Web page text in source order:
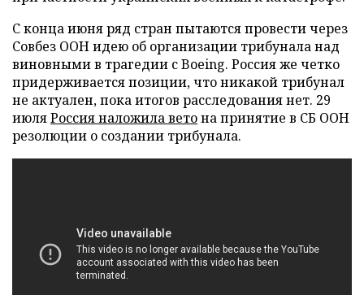
С конца июня ряд стран пытаются провести через
Совбез ООН идею об организации трибунала над
виновными в трагедии с Boeing. Россия же четко
придерживается позиции, что никакой трибунал
не актуален, пока итогов расследования нет. 29
июляРоссия наложила ветона принятие в СБ ООН
резолюции о создании трибунала.